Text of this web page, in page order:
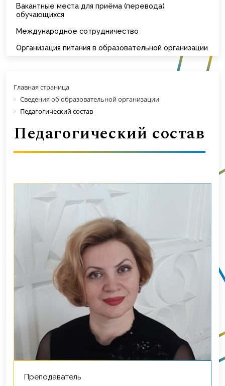
Вакантные места для приёма (перевода)
обучающихся
Международное сотрудничество
Организация питания в образовательной организации
Главная страница
Сведения об образовательной организации
Педагогический состав
Педагогический состав
Преподаватель